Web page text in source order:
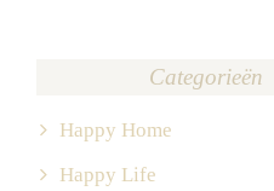
Categorieën
Happy Home
Happy Life